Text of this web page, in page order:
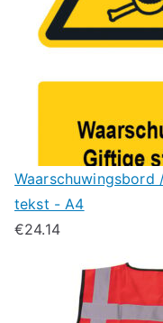
tekst - A4
€24.14